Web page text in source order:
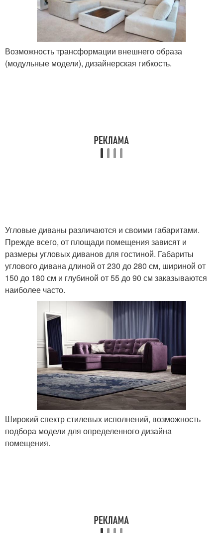
Возможность трансформации внешнего образа
(модульные модели), дизайнерская гибкость.
Угловые диваны различаются и своими габаритами.
Прежде всего, от площади помещения зависят и
размеры угловых диванов для гостиной. Габариты
углового дивана длиной от 230 до 280 см, шириной от
150 до 180 см и глубиной от 55 до 90 см заказываются
наиболее часто.
Широкий спектр стилевых исполнений, возможность
подбора модели для определенного дизайна
помещения.